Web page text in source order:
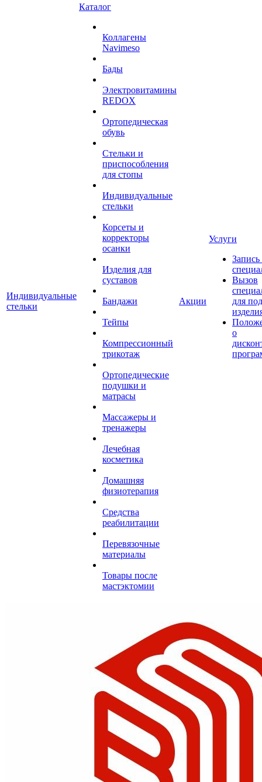
Индивидуальные
стельки
Каталог
Коллагены
Navimeso
Бады
Электровитамины
REDOX
Ортопедическая
обувь
Стельки и
приспособления
для стопы
Индивидуальные
стельки
Корсеты и
корректоры
осанки
Изделия для
суставов
Бандажи
Тейпы
Компрессионный
трикотаж
Ортопедические
подушки и
матрасы
Массажеры и
тренажеры
Лечебная
косметика
Домашняя
физиотерапия
Средства
реабилитации
Перевязочные
материалы
Товары после
мастэктомии
Акции
Услуги
Запись
Вызов
для
о